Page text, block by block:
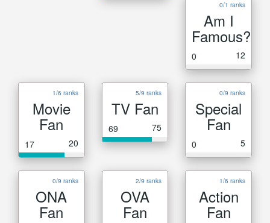
0/1 ranks
Am I
Famous?
0 12
1/6 ranks
Movie
Fan
17 20
5/9 ranks
TV Fan
69 75
0/9 ranks
Special
Fan
0 5
0/9 ranks
ONA
Fan
2/9 ranks
OVA
Fan
1/6 ranks
Action
Fan